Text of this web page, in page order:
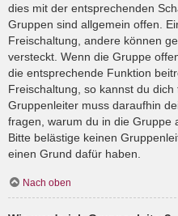
dies mit der entsprechenden
Gruppen sind allgemein offen.
Freischaltung, andere können
versteckt. Wenn die Gruppe
die entsprechende Funktion
Freischaltung, so kannst du
Gruppenleiter muss daraufhin
fragen, warum du in die Gruppe
Bitte belästige keinen
einen Grund dafür haben.
Nach oben